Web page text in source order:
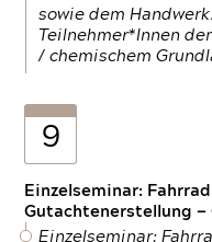
sowie dem
Teilnehmer*Innen
/ chemischem
9
Einzelseminar:
Gutachtenerstellung —
Einzelseminar: